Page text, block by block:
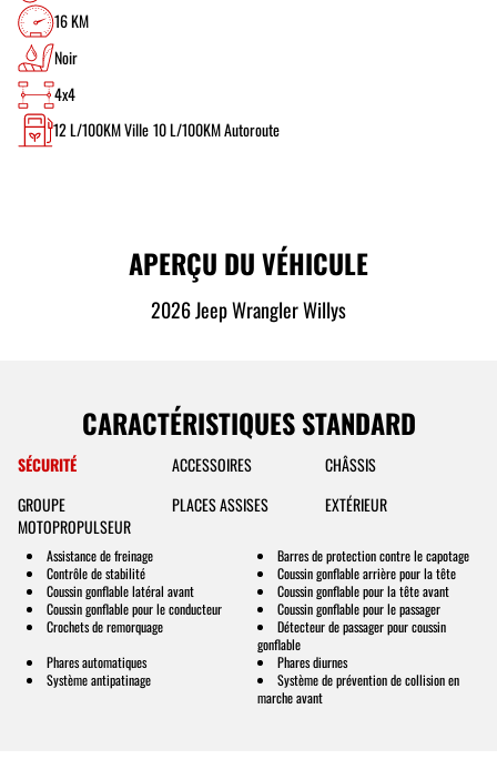
16 KM
Noir
4x4
12L/100KM Ville10L/100KM Autoroute
APERÇU DU VÉHICULE
2026 Jeep Wrangler Willys
CARACTÉRISTIQUES STANDARD
SÉCURITÉ ACCESSOIRES
CHÂSSIS
GROUPE
MOTOPROPULSEUR
PLACES ASSISES EXTÉRIEUR
Assistance de freinage
Barres de protection contre le capotage
Contrôle de stabilité
Coussin gonflable arrière pour la tête
Coussin gonflable latéral avant
Coussin gonflable pour la tête avant
Coussin gonflable pour le conducteur
Coussin gonflable pour le passager
Crochets de remorquage
Détecteur de passager pour coussin
gonflable
Phares automatiques
Phares diurnes
Système antipatinage
Système de prévention de collision en
marche avant